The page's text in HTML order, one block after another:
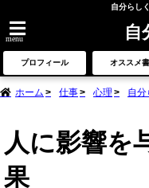
自分らし
menu 自
プロフィール オススメ
ホーム 仕事 心理 自分
人に影響を
果